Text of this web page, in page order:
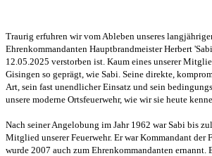
Traurig erfuhren wir vom Ableben unseres
Ehrenkommandanten Hauptbrandmeister Herbert
12.05.2025 verstorben ist. Kaum eines unserer
Gisingen so geprägt, wie Sabi. Seine direkte,
Art, sein fast unendlicher Einsatz und sein
unsere moderne Ortsfeuerwehr, wie wir sie heute
Nach seiner Angelobung im Jahr 1962 war Sabi bis
Mitglied unserer Feuerwehr. Er war Kommandant der
wurde 2007 auch zum Ehrenkommandanten ernannt.